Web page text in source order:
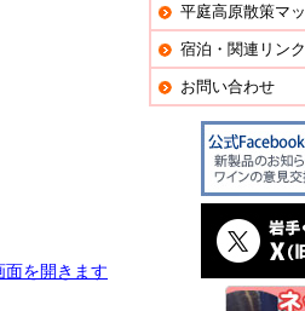
面を開きます
平庭高原散策マ
宿泊・関連リンク
お問い合わせ